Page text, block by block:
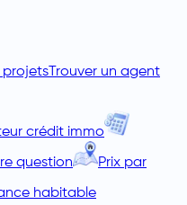
projets Trouver un agent
crédit immo
question Prix par
habitable